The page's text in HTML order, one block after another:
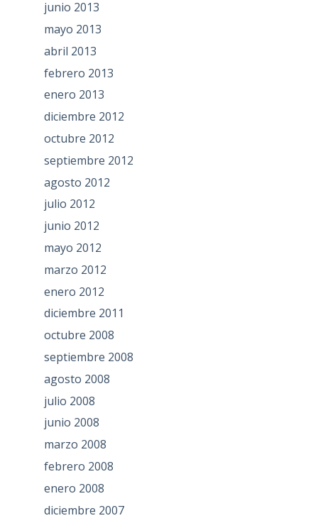
junio 2013
mayo 2013
abril 2013
febrero 2013
enero 2013
diciembre 2012
octubre 2012
septiembre 2012
agosto 2012
julio 2012
junio 2012
mayo 2012
marzo 2012
enero 2012
diciembre 2011
octubre 2008
septiembre 2008
agosto 2008
julio 2008
junio 2008
marzo 2008
febrero 2008
enero 2008
diciembre 2007